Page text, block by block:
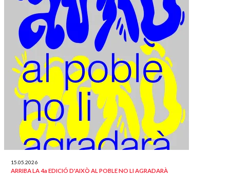
15.05.2026
ARRIBA LA 4a EDICIÓ D'AIXÒ AL POBLE NO LI AGRADARÀ